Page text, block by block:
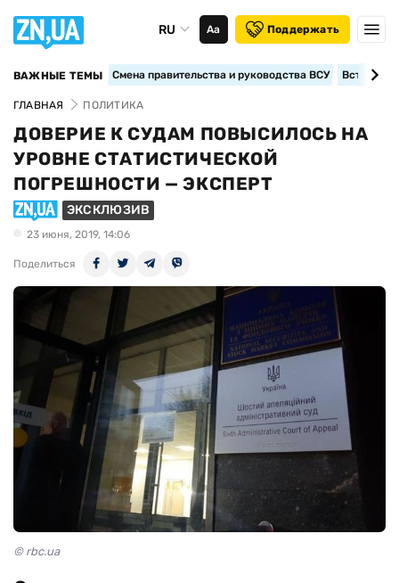
RU Аа Поддержать
ВАЖНЫЕ ТЕМЫ Смена правительства и руководства ВСУ
ГЛАВНАЯ ПОЛИТИКА
ДОВЕРИЕ К СУДАМ ПОВЫСИЛОСЬ НА
УРОВНЕ СТАТИСТИЧЕСКОЙ
ПОГРЕШНОСТИ — ЭКСПЕРТ
ЭКСКЛЮЗИВ
23 июня, 2019, 14:06
Поделиться
© rbc.ua